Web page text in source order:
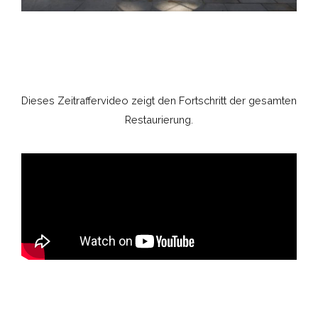
Dieses Zeitraffervideo zeigt den Fortschritt der gesamten
Restaurierung.